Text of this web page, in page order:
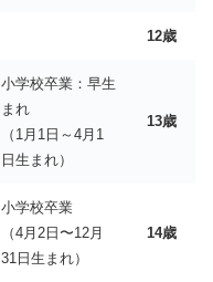
12歳
小学校卒業：早生
まれ
（1月1日～4月1
日生まれ）
13歳
小学校卒業
（4月2日〜12月
31日生まれ）
14歳